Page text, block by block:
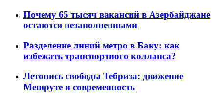
Почему 65 тысяч вакансий в Азербайджане
остаются незаполненными
Разделение линий метро в Баку: как
избежать транспортного коллапса?
Летопись свободы Тебриза: движение
Мешруте и современность